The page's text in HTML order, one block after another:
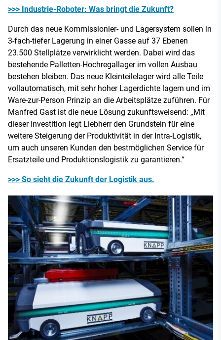
>>> Industrie-Roboter: Was bringt die Zukunft?
Durch das neue Kommissionier- und Lagersystem sollen in
3-fach-tiefer Lagerung in einer Gasse auf 37 Ebenen
23.500 Stellplätze verwirklicht werden. Dabei wird das
bestehende Palletten-Hochregallager im vollen Ausbau
bestehen bleiben. Das neue Kleinteilelager wird alle Teile
vollautomatisch, mit sehr hoher Lagerdichte lagern und im
Ware-zur-Person Prinzip an die Arbeitsplätze zuführen. Für
Manfred Gast ist die neue Lösung zukunftsweisend: „Mit
dieser Investition legt Liebherr den Grundstein für eine
weitere Steigerung der Produktivität in der Intra-Logistik,
um auch unseren Kunden den bestmöglichen Service für
Ersatzteile und Produktionslogistik zu garantieren.“
>>> So sieht die Zukunft der Logistik aus.